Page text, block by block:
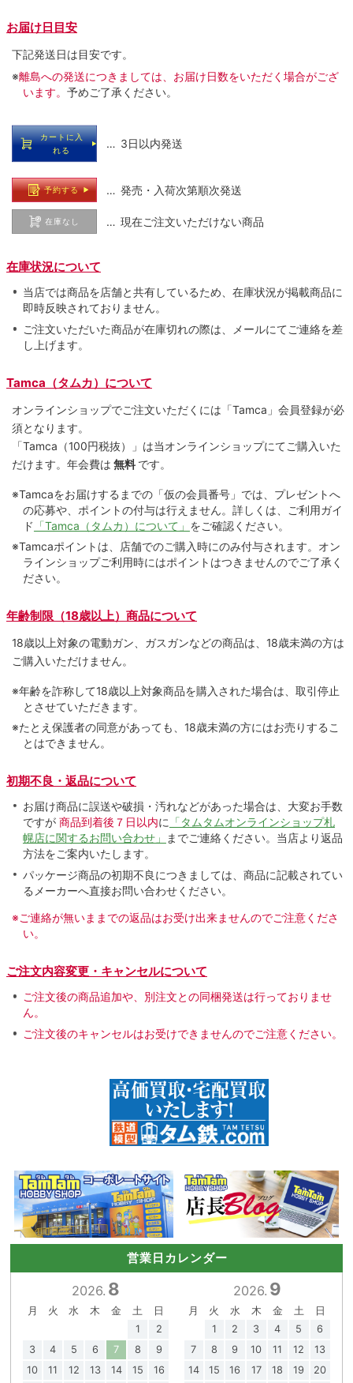
お届け日目安
下記発送日は目安です。
※離島への発送につきましては、お届け日数をいただく場合がござ
います。 予めご了承ください。
カートに入
れる
… 3日以内発送
予約する … 発売・入荷次第順次発送
在庫なし … 現在ご注文いただけない商品
在庫状況について
当店では商品を店舗と共有しているため、在庫状況が掲載商品に
即時反映されておりません。
ご注文いただいた商品が在庫切れの際は、メールにてご連絡を差
し上げます。
Tamca（タムカ）について
オンラインショップでご注⽂いただくには「Tamca」会員登録が必
須となります。
「Tamca （100円税抜）
」は当オンラインショップにてご購⼊いた
だけます。 年会費は 無料 です。
※Tamcaをお届けするまでの「仮の会員番号」では、プレゼントへ
の応募や、ポイントの付与は⾏えません。詳しくは、ご利⽤ガイ
ド 「Tamca（タムカ）について」 をご確認ください。
※Tamcaポイントは、店舗でのご購⼊時にのみ付与されます。オン
ラインショップご利用時にはポイントはつきませんのでご了承く
ださい。
年齢制限（18歳以上）商品について
18歳以上対象の電動ガン、ガスガンなどの商品は、18歳未満の方は
ご購入いただけません。
※年齢を詐称して18歳以上対象商品を購入された場合は、取引停止
とさせていただきます。
※たとえ保護者の同意があっても、18歳未満の方にはお売りするこ
とはできません。
初期不良・返品について
お届け商品に誤送や破損・汚れなどがあった場合は、大変お手数
ですが 商品到着後７日以内に 「タムタムオンラインショップ札
幌店に関するお問い合わせ」
までご連絡ください。当店より返品
方法をご案内いたします。
パッケージ商品の初期不良につきましては、商品に記載されてい
るメーカーへ直接お問い合わせください。
※ご連絡が無いままでの返品はお受け出来ませんのでご注意くださ
い。
ご注文内容変更・キャンセルについて
ご注文後の商品追加や、別注文との同梱発送は行っておりませ
ん。
ご注文後のキャンセルはお受けできませんのでご注意ください。
営業日カレンダー
2026. 8
月 火 水 木 金 土
日
1
2
3
4 5 6 7 8
9
10
11 12 13 14 15
16
2026. 9
月 火 水 木 金 土
日
1
2 3 4 5
6
7
8 9 10 11 12
13
14
15 16 17 18 19
20